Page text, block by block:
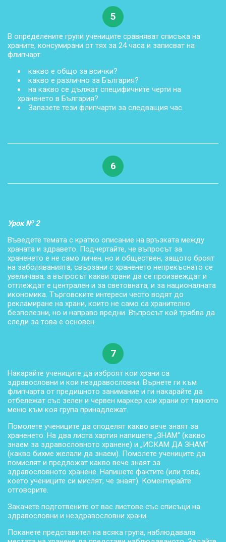
5
В определените групи учениците сравняват списъка на
храните, консумирани от тях за 24 часа и записват на
флипчарт:
какво е общо за всички?
какво е различно за България?
на какво се дължат специфичните черти на
храненето в България?
Запазете тези флипчарти за следващия час.
6
Урок № 2
Въведете темата с кратко описание на връзката между
храната и здравето. Подчертайте, че въпросът за
храненето е не само личен, но и обществен, защото броят
на заболяванията, свързани с храненето непрекъснато се
увеличава, а въпросът какви храни да се произвеждат и
отглеждат е централен и за световната, и за националната
икономика. Търговските интереси често водят до
рекламиране на храни, които не само са хранително
безполезни, но и направо вредни. Въпросът кой трябва да
следи за това е основен.
7
Накарайте учениците да изброят кои храни са
здравословни и кои нездравословни. Върнете ги към
флипчарта от предишното занимание и ги накарайте да
отбележат със зелен и червен маркер кои храни от тяхното
меню към коя група принадлежат.
Помолете учениците да споделят какво вече знаят за
храненето. На два листа хартия напишете „ЗНАМ“ (какво
знаем за здравословното хранене) и „ИСКАМ ДА ЗНАМ“
(какво бихме желали да знаем). Помолете учениците да
помислят и предложат какво вече знаят за
здравословното хранене. Напишете фактите (или това,
което учениците си мислят, че знаят). Коментирайте
отговорите.
Закачете подготвените от вас листове със списъци на
здравословни и нездравословни храни.
Поканете представител на всяка група, наблюдавала